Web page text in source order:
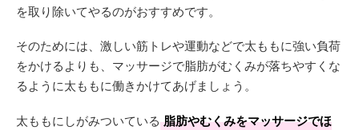
を取り除いてやるのがおすすめです。
そのためには、激しい筋トレや運動などで太ももに強い負荷
をかけるよりも、マッサージで脂肪がむくみが落ちやすくな
るように太ももに働きかけてあげましょう。
太ももにしがみついている 脂肪やむくみをマッサージでほ